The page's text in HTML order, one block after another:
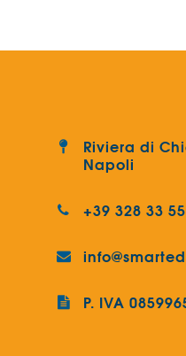
Riviera di
Napoli
+39 328 33
P. IVA